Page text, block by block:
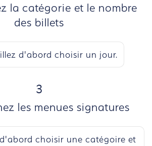
la catégorie et le nombre
des billets
d'abord choisir un jour.
3
les menues signatures
choisir une catégoire et